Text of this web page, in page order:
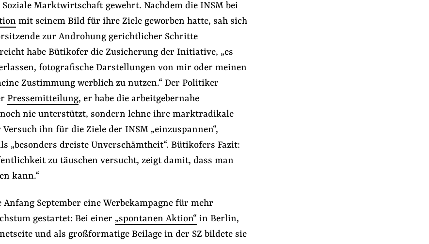
Folge Uns
FacebookMastodon
BlueskyInstagram
YoutubeLinkedIn
Feed Newsletter
Marktwirtschaft gewehrt. Nachdem die INSM bei
mit seinem Bild für ihre Ziele geworben hatte, sah sich
zur Androhung gerichtlicher Schritte
habe Bütikofer die Zusicherung der Initiative, „es
fotografische Darstellungen von mir oder meinen
Zustimmung werblich zu nutzen.“ Der Politiker
Pressemitteilung, er habe die arbeitgebernahe
nie unterstützt, sondern lehne ihre marktradikale
Versuch ihn für die Ziele der INSM „einzuspannen“,
„besonders dreiste Unverschämtheit“. Bütikofers Fazit:
zu täuschen versucht, zeigt damit, dass man
kann.“
Anfang September eine Werbekampagne für mehr
gestartet: Bei einer „spontanen Aktion“ in Berlin,
und als großformatige Beilage in der SZ bildete sie